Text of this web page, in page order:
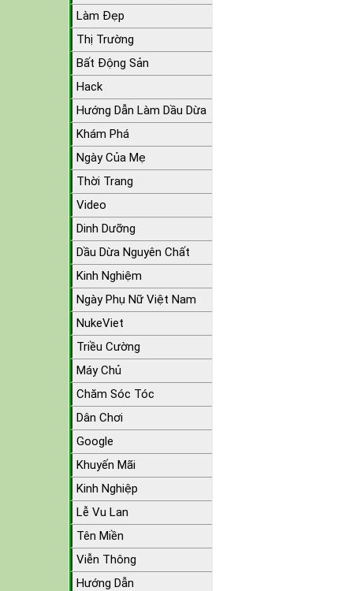
Làm Đẹp
Thị Trường
Bất Động Sản
Hack
Hướng Dẫn Làm Dầu Dừa
Khám Phá
Ngày Của Mẹ
Thời Trang
Video
Dinh Dưỡng
Dầu Dừa Nguyên Chất
Kinh Nghiệm
Ngày Phụ Nữ Việt Nam
NukeViet
Triều Cường
Máy Chủ
Chăm Sóc Tóc
Dân Chơi
Google
Khuyến Mãi
Kinh Nghiệp
Lễ Vu Lan
Tên Miền
Viễn Thông
Hướng Dẫn